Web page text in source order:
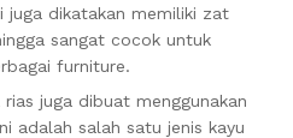
juga dikatakan memiliki zat
sangat cocok untuk
furniture.
juga dibuat menggunakan
adalah salah satu jenis kayu